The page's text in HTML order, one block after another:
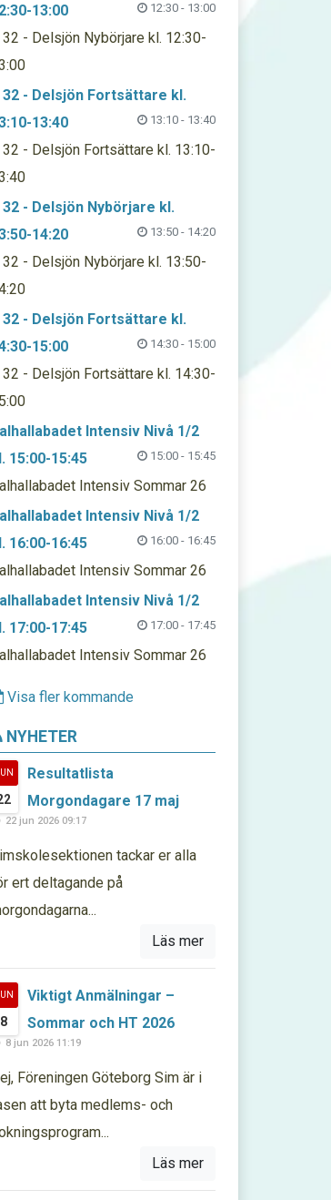
13:00
12:30 - 13:00
32 - Delsjön Nybörjare kl. 12:30-
32 - Delsjön Fortsättare kl.
13:40
13:10 - 13:40
32 - Delsjön Fortsättare kl. 13:10-
32 - Delsjön Nybörjare kl.
14:20
13:50 - 14:20
32 - Delsjön Nybörjare kl. 13:50-
32 - Delsjön Fortsättare kl.
15:00
14:30 - 15:00
32 - Delsjön Fortsättare kl. 14:30-
Intensiv Nivå 1/2
15:00-15:45
15:00 - 15:45
Intensiv Sommar 26
Intensiv Nivå 1/2
16:00-16:45
16:00 - 16:45
Intensiv Sommar 26
Intensiv Nivå 1/2
17:00-17:45
17:00 - 17:45
Intensiv Sommar 26
Visa fler kommande
NYHETER
Resultatlista
Morgondagare 17 maj
22 jun 2026 09:17
tackar er alla
ert deltagande på
Läs mer
8
Viktigt Anmälningar –
Sommar och HT 2026
8 jun 2026 11:19
Föreningen Göteborg Sim är i
att byta medlems- och
Läs mer